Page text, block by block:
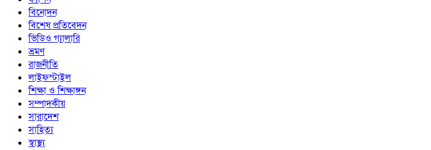
বিনোদন
বিশেষ প্রতিবেদন
ভিডিও গ্যালারি
ভ্রমণ
রাজনীতি
লাইফস্টাইল
শিক্ষা ও শিক্ষাঙ্গন
সম্পাদকীয়
সারাদেশ
সাহিত্য
স্বাস্থ্য